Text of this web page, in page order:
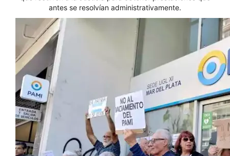
antes se resolvían administrativamente.